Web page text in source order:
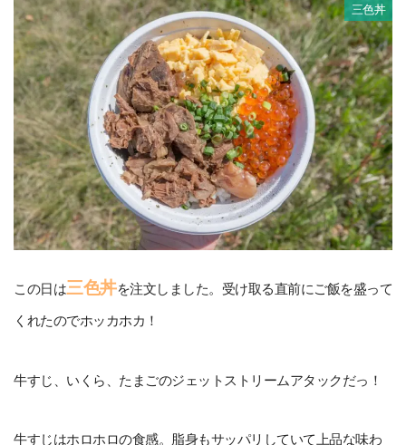
三色丼
この日は三色丼を注文しました。受け取る直前にご飯を盛って
くれたのでホッカホカ！
牛すじ、いくら、たまごのジェットストリームアタックだっ！
牛すじはホロホロの食感。脂身もサッパリしていて上品な味わ